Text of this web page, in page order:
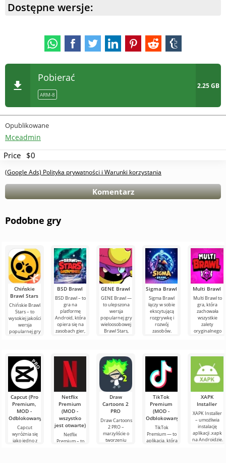
Dostępne wersje:
Pobierać
ARM-8
2.25 GB
Opublikowane
Mceadmin
Price $0
(Google Ads) Polityka prywatności i Warunki korzystania
Komentarz
Podobne gry
Chińskie
Brawl Stars
Chińskie Brawl
Stars – to
wysokiej jakości
wersja
popularnej gry
BSD Brawl
BSD Brawl – to
gra na
platformę
Android, która
opiera się na
zasobach gier,
GENE Brawl
GENE Brawl —
to ulepszona
wersja
popularnej gry
wieloosobowej
Brawl Stars,
Sigma Brawl
Sigma Brawl
łączy w sobie
ekscytującą
rozgrywkę i
rozwój
zasobów.
Multi Brawl
Multi Brawl to
gra, która
zachowała
wszystkie
zalety
oryginalnego
Capcut (Pro
Premium,
MOD -
Odblokowany)
Capcut
wyróżnia się
jako jedno z
Netflix
Premium
(MOD -
wszystko
jest otwarte)
Netflix
Premium – to
Draw
Cartoons 2
PRO
Draw Cartoons
2 PRO –
marzyliście o
tworzeniu
TikTok
Premium
(MOD -
Odblokowany)
TikTok
Premium — to
aplikacja, która
XAPK
Installer
XAPK Installer
– umożliwia
instalację
aplikacji .xapk
na Androidzie.